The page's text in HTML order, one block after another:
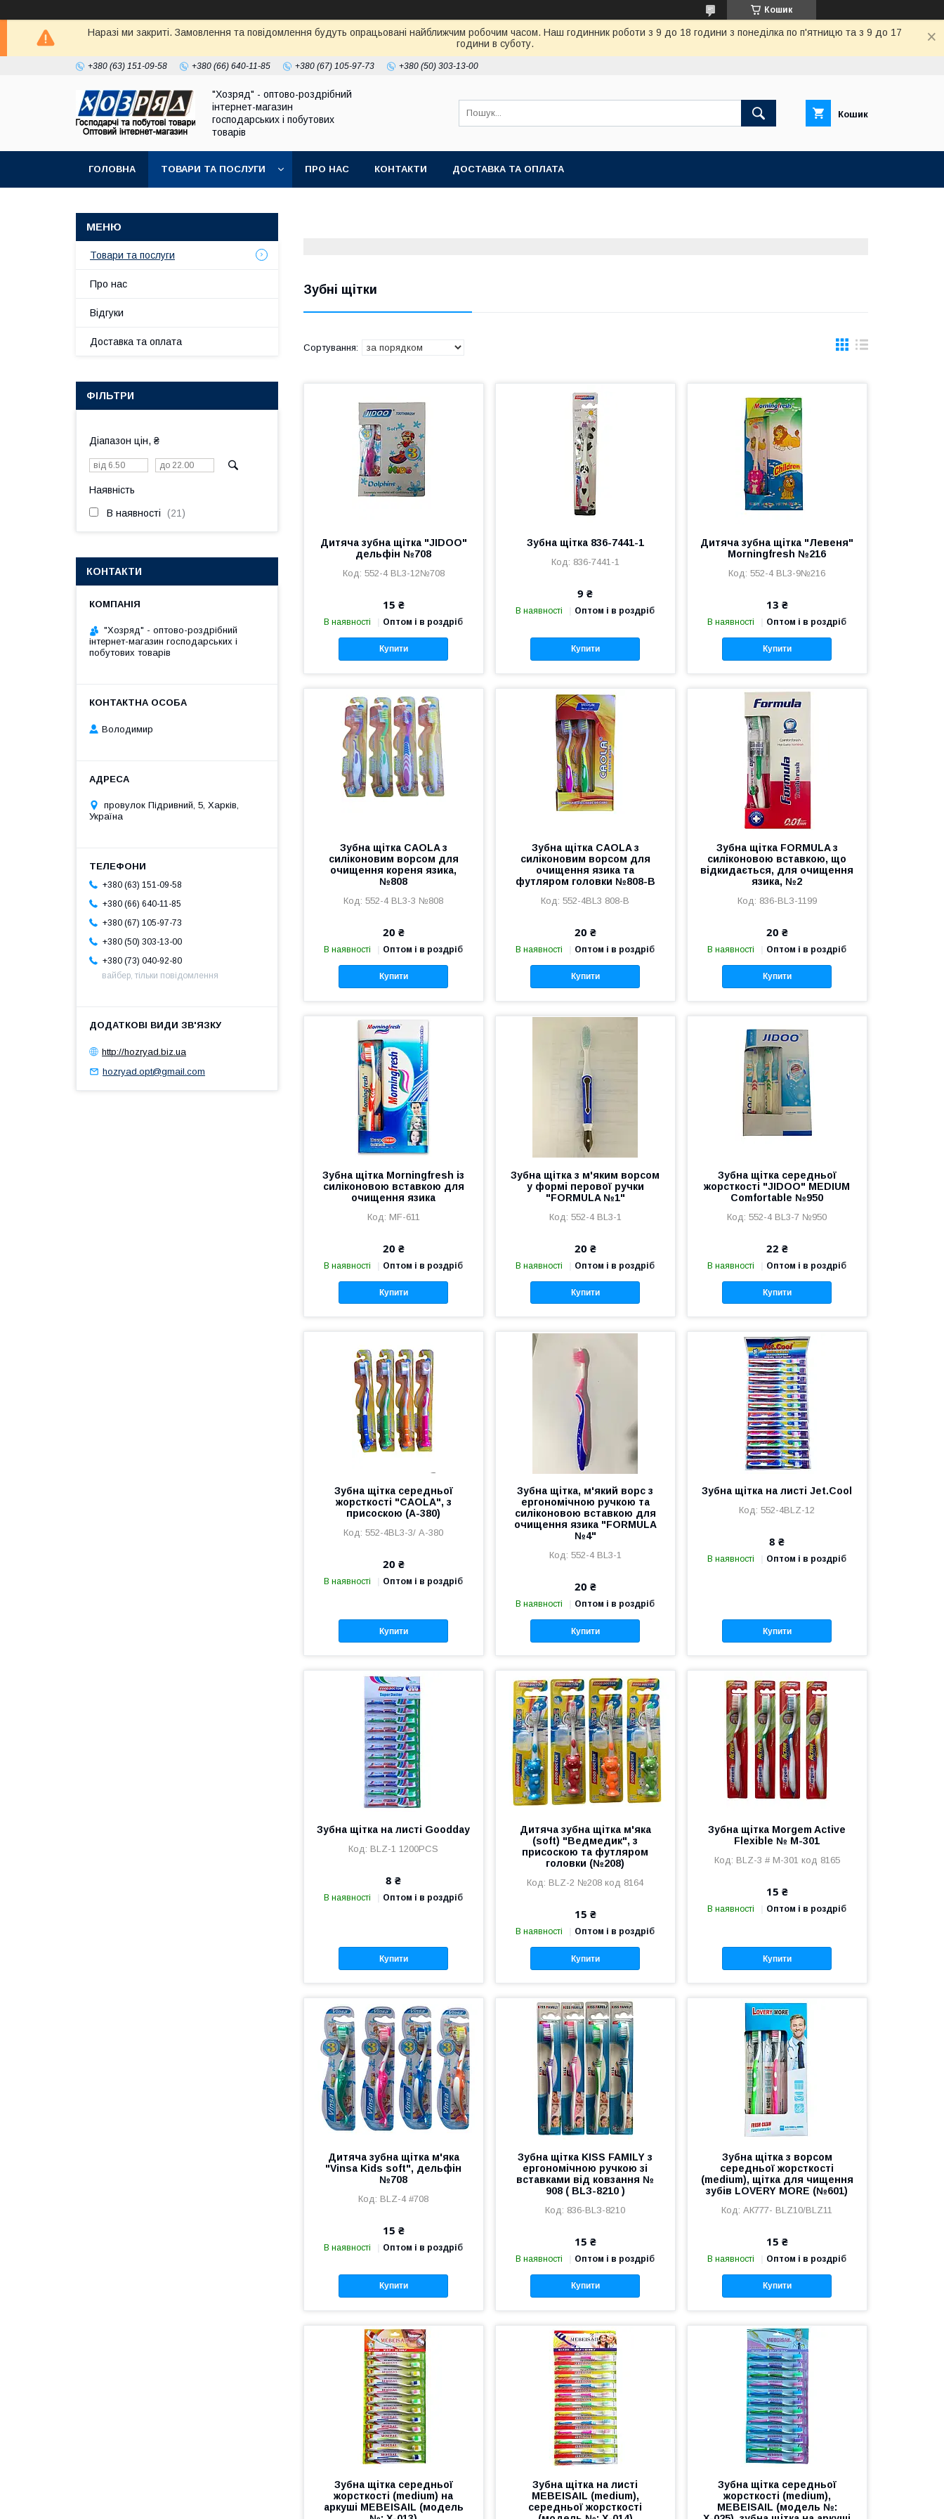
Кошик
Наразі ми закриті. Замовлення та повідомлення будуть опрацьовані найближчим робочим часом. Наш годинник роботи з 9 до 18 години з понеділка по п'ятницю та з 9 до 17
години в суботу.
+380 (63) 151-09-58 +380 (66) 640-11-85 +380 (67) 105-97-73 +380 (50) 303-13-00
"Хозряд" - оптово-роздрібний
інтернет-магазин
господарських і побутових
товарів
Кошик
ГОЛОВНА ТОВАРИ ТА ПОСЛУГИ ПРО НАС КОНТАКТИ ДОСТАВКА ТА ОПЛАТА
Зубні щітки
Дитяча зубна щітка "JIDOO"
дельфін №708
552-4 BL3-12№708
15 ₴
В наявності Оптом і в роздріб
Купити
Зубна щітка 836-7441-1
836-7441-1
9 ₴
В наявності Оптом і в роздріб
Купити
Дитяча зубна щітка "Левеня"
Morningfresh №216
552-4 BL3-9№216
13 ₴
В наявності Оптом і в роздріб
Купити
Зубна щітка CAOLA з
силіконовим ворсом для
очищення кореня язика,
№808
552-4 BL3-3 №808
20 ₴
В наявності Оптом і в роздріб
Купити
Зубна щітка CAOLA з
силіконовим ворсом для
очищення язика та
футляром головки №808-B
552-4BL3 808-B
20 ₴
В наявності Оптом і в роздріб
Купити
Зубна щітка FORMULA з
силіконовою вставкою, що
відкидається, для очищення
язика, №2
836-BLЗ-1199
20 ₴
В наявності Оптом і в роздріб
Купити
Зубна щітка Morningfresh із
силіконовою вставкою для
очищення язика
MF-611
20 ₴
В наявності Оптом і в роздріб
Купити
Зубна щітка з м'яким ворсом
у формі перової ручки
"FORMULA №1"
552-4 BL3-1
20 ₴
В наявності Оптом і в роздріб
Купити
Зубна щітка середньої
жорсткості "JIDOO" MEDIUM
Comfortable №950
552-4 BL3-7 №950
22 ₴
В наявності Оптом і в роздріб
Купити
Зубна щітка середньої
жорсткості "CAOLA", з
присоскою (А-380)
552-4BL3-3/ А-380
20 ₴
В наявності Оптом і в роздріб
Купити
Зубна щітка, м'який ворс з
ергономічною ручкою та
силіконовою вставкою для
очищення язика "FORMULA
№4"
552-4 BL3-1
20 ₴
В наявності Оптом і в роздріб
Купити
Зубна щітка на листі Jet.Cool
552-4BLZ-12
8 ₴
В наявності Оптом і в роздріб
Купити
Зубна щітка на листі Goodday
BLZ-1 1200PCS
8 ₴
В наявності Оптом і в роздріб
Купити
Дитяча зубна щітка м'яка
(soft) "Ведмедик", з
присоскою та футляром
головки (№208)
BLZ-2 №208 код 8164
15 ₴
В наявності Оптом і в роздріб
Купити
Зубна щітка Morgem Active
Flexible № M-301
BLZ-3 # M-301 код 8165
15 ₴
В наявності Оптом і в роздріб
Купити
Дитяча зубна щітка м'яка
"Vinsa Kids soft", дельфін
№708
BLZ-4 #708
15 ₴
В наявності Оптом і в роздріб
Купити
Зубна щітка KISS FAMILY з
ергономічною ручкою зі
вставками від ковзання №
908 ( BLЗ-8210 )
836-BLЗ-8210
15 ₴
В наявності Оптом і в роздріб
Купити
Зубна щітка з ворсом
середньої жорсткості
(medium), щітка для чищення
зубів LOVERY MORE (№601)
АК777- BLZ10/BLZ11
15 ₴
В наявності Оптом і в роздріб
Купити
Зубна щітка середньої
жорсткості (medium) на
аркуші MEBEISAIL (модель
Зубна щітка на листі
MEBEISAIL (medium),
середньої жорсткості
Зубна щітка середньої
жорсткості (medium),
MEBEISAIL (модель №:
Товари та послуги
Про нас
Відгуки
Доставка та оплата
ФІЛЬТРИ
Діапазон цін, ₴
Наявність
В наявності 21
КОНТАКТИ
"Хозряд" - оптово-роздрібний
інтернет-магазин господарських і
побутових товарів
Володимир
провулок Підривний, 5, Харків,
Україна
+380 (63) 151-09-58
+380 (66) 640-11-85
+380 (67) 105-97-73
+380 (50) 303-13-00
+380 (73) 040-92-80
вайбер, тільки повідомлення
http://hozryad.biz.ua
hozryad.opt@gmail.com